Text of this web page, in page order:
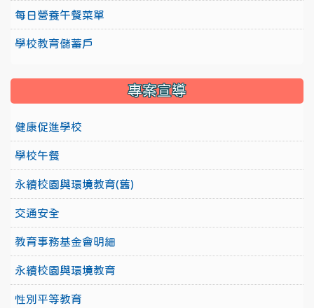
每日營養午餐菜單
學校教育儲蓄戶
專案宣導
健康促進學校
學校午餐
永續校園與環境教育(舊)
交通安全
教育事務基金會明細
永續校園與環境教育
性別平等教育